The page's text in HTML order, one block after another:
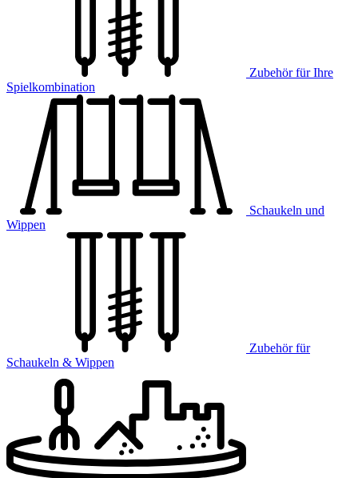
Zubehör für Ihre
Spielkombination
Schaukeln und
Wippen
Zubehör für
Schaukeln & Wippen